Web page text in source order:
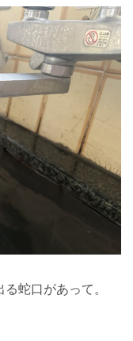
蛇口があって。